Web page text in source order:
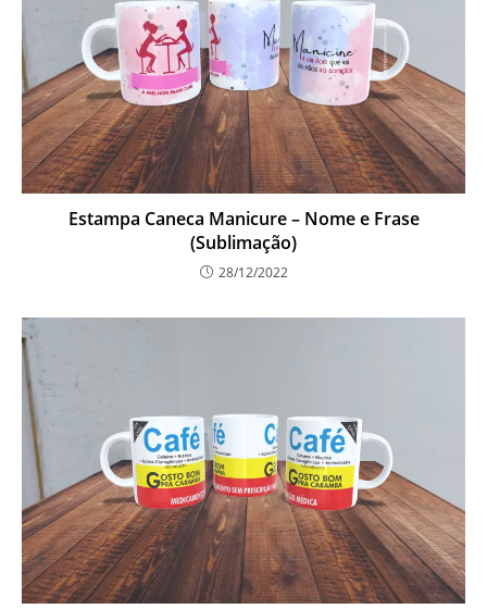
Estampa Caneca Manicure – Nome e Frase
(Sublimação)
28/12/2022